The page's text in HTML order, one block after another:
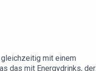
gleichzeitig mit einem
das mit Energydrinks, der